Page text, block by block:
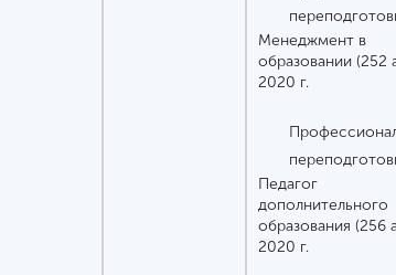
Менеджмент в
образовании (252
2020 г.
Педагог
дополнительного
образования (256
2020 г.